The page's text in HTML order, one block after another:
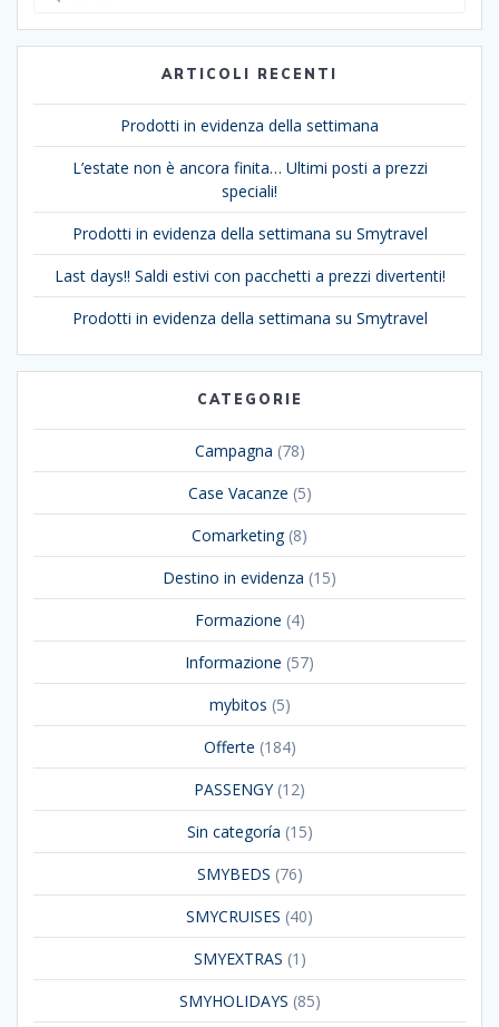
ARTICOLI RECENTI
Prodotti in evidenza della settimana
L’estate non è ancora finita… Ultimi posti a prezzi
speciali!
Prodotti in evidenza della settimana su Smytravel
Last days!! Saldi estivi con pacchetti a prezzi divertenti!
Prodotti in evidenza della settimana su Smytravel
CATEGORIE
Campagna (78)
Case Vacanze (5)
Comarketing(8)
Destino in evidenza (15)
Formazione (4)
Informazione (57)
mybitos (5)
Offerte (184)
PASSENGY(12)
Sin categoría (15)
SMYBEDS (76)
SMYCRUISES (40)
SMYEXTRAS (1)
SMYHOLIDAYS (85)